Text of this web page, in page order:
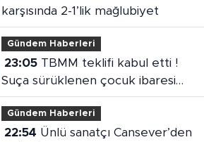
karşısında 2-1’lik mağlubiyet
Gündem Haberleri
23:05TBMM teklifi kabul etti !
Suça sürüklenen çocuk ibaresi
değişti
Gündem Haberleri
22:54